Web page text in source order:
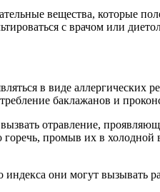
вещества, которые
с врачом или
в виде аллергических
баклажанов и
отравление,
промыв их в холодной
они могут вызывать